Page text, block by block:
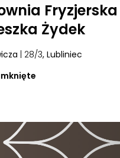
Fryzjerska
Żydek
| 28/3, Lubliniec